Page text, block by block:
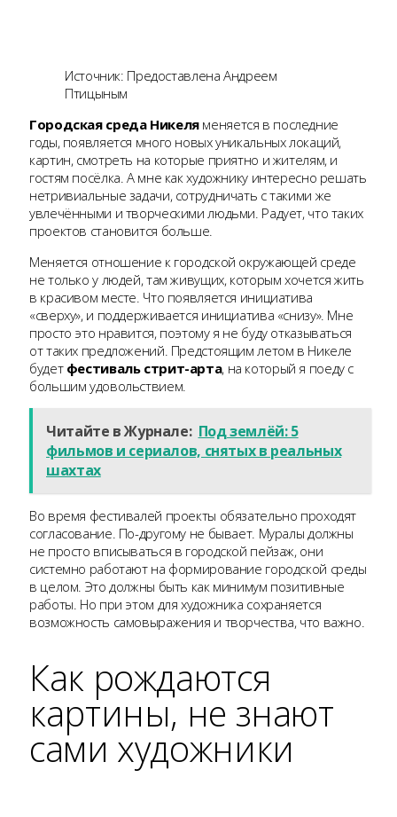
Источник: Предоставлена Андреем
Птицыным
Городская среда Никеляменяется в последние
годы, появляется много новых уникальных локаций,
картин, смотреть на которые приятно и жителям, и
гостям посёлка. А мне как художнику интересно решать
нетривиальные задачи, сотрудничать с такими же
увлечёнными и творческими людьми. Радует, что таких
проектов становится больше.
Меняется отношение к городской окружающей среде
не только у людей, там живущих, которым хочется жить
в красивом месте. Что появляется инициатива
«сверху», и поддерживается инициатива «снизу». Мне
просто это нравится, поэтому я не буду отказываться
от таких предложений. Предстоящим летом в Никеле
будет фестиваль стрит-арта, на который я поеду с
большим удовольствием.
Читайте в Журнале: Под землёй: 5
фильмов и сериалов, снятых в реальных
шахтах
Во время фестивалей проекты обязательно проходят
согласование. По-другому не бывает. Муралы должны
не просто вписываться в городской пейзаж, они
системно работают на формирование городской среды
в целом. Это должны быть как минимум позитивные
работы. Но при этом для художника сохраняется
возможность самовыражения и творчества, что важно.
Как рождаются
картины, не знают
сами художники